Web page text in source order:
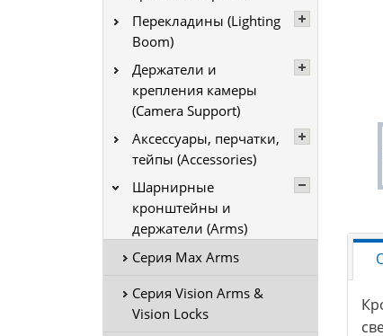
Перекладины (Lighting
Boom)
Держатели и
крепления камеры
(Camera Support)
Аксессуары, перчатки,
тейпы (Accessories)
Шарнирные
кронштейны и
держатели (Arms)
Серия Max Arms
Серия Vision Arms &
Vision Locks